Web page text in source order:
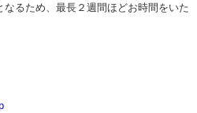
るため、最長２週間ほどお時間をいた